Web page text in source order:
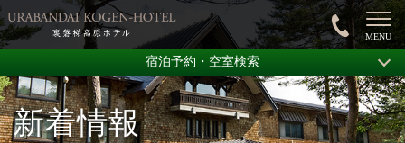
新着情報
宿泊予約・空室検索